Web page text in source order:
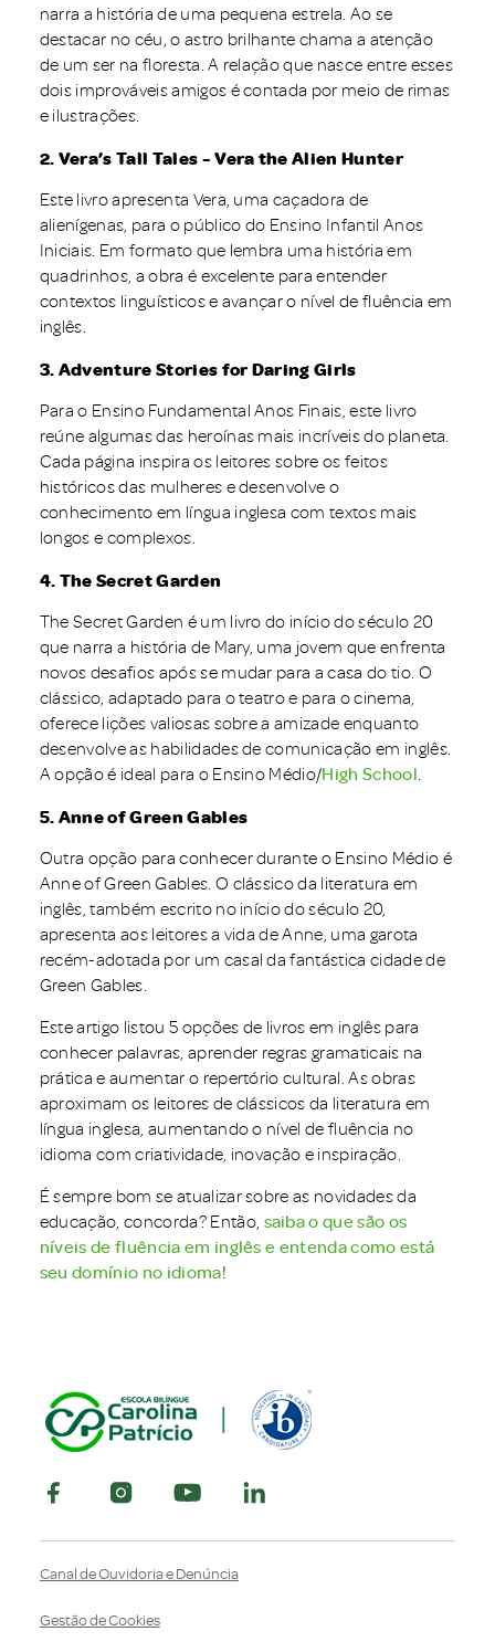
narra a história de uma pequena estrela. Ao se
destacar no céu, o astro brilhante chama a atenção
de um ser na floresta. A relação que nasce entre esses
dois improváveis amigos é contada por meio de rimas
e ilustrações.
2. Vera’s Tall Tales - Vera the Alien Hunter
Este livro apresenta Vera, uma caçadora de
alienígenas, para o público do Ensino Infantil Anos
Iniciais. Em formato que lembra uma história em
quadrinhos, a obra é excelente para entender
contextos linguísticos e avançar o nível de fluência em
inglês.
3. Adventure Stories for Daring Girls
Para o Ensino Fundamental Anos Finais, este livro
reúne algumas das heroínas mais incríveis do planeta.
Cada página inspira os leitores sobre os feitos
históricos das mulheres e desenvolve o
conhecimento em língua inglesa com textos mais
longos e complexos.
4. The Secret Garden
The Secret Garden é um livro do início do século 20
que narra a história de Mary, uma jovem que enfrenta
novos desafios após se mudar para a casa do tio. O
clássico, adaptado para o teatro e para o cinema,
oferece lições valiosas sobre a amizade enquanto
desenvolve as habilidades de comunicação em inglês.
A opção é ideal para o Ensino Médio/High School
5. Anne of Green Gables
Outra opção para conhecer durante o Ensino Médio é
Anne of Green Gables. O clássico da literatura em
inglês, também escrito no início do século 20,
apresenta aos leitores a vida de Anne, uma garota
recém-adotada por um casal da fantástica cidade de
Green Gables.
Este artigo listou 5 opções de livros em inglês para
conhecer palavras, aprender regras gramaticais na
prática e aumentar o repertório cultural. As obras
aproximam os leitores de clássicos da literatura em
língua inglesa, aumentando o nível de fluência no
idioma com criatividade, inovação e inspiração.
É sempre bom se atualizar sobre as novidades da
educação, concorda? Então, saiba o que são os
níveis de fluência em inglês e entenda como está
seu domínio no idioma!
Canal de Ouvidoria e Denúncia
Gestão de Cookies